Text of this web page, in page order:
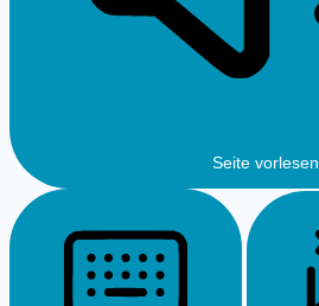
Seite vorlesen